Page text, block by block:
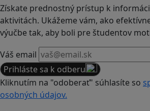
Získate prednostný prístup k
aktivitách. Ukážeme vám, ako
výučbe tak, aby boli pre študentov
Váš email
Prihláste sa k odberu
Kliknutím na "odoberať" súhlasíte so
osobných údajov.